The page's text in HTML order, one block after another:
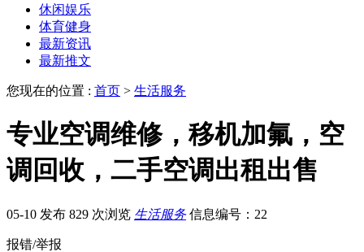
休闲娱乐
体育健身
最新资讯
最新推文
您现在的位置 : 首页 > 生活服务
专业空调维修，移机加氟，空
调回收，二手空调出租出售
05-10 发布 829 次浏览 生活服务 信息编号：22
报错/举报